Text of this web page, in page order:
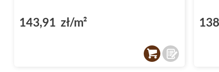
143,91 zł/m²